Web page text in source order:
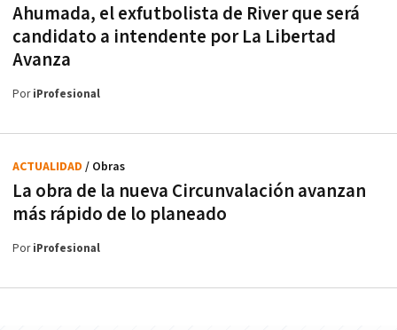
Ahumada, el exfutbolista de River que será
candidato a intendente por La Libertad
Avanza
PoriProfesional
La obra de la nueva Circunvalación avanzan
más rápido de lo planeado
ACTUALIDAD / Obras
PoriProfesional